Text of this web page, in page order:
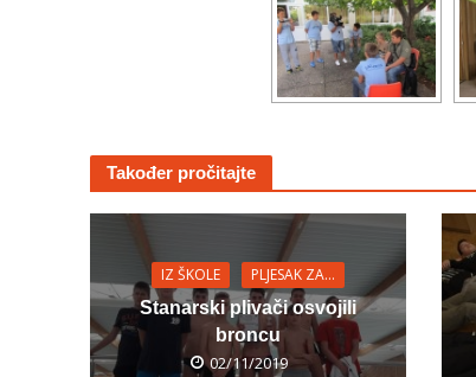
Također pročitajte
IZ ŠKOLE
PLJESAK ZA…
Stanarski plivači osvojili
broncu
02/11/2019